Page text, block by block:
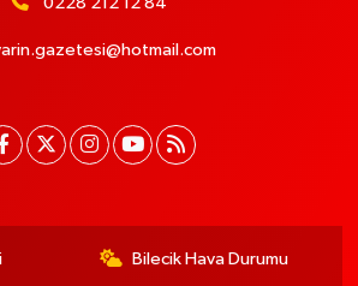
Bilecik Hava Durumu